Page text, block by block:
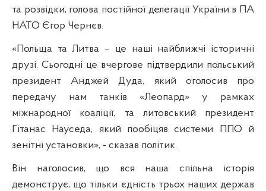
та розвідки, голова постійної делегації України в ПА
НАТО Єгор Чернєв.
«Польща та Литва – це наші найближчі історичні
друзі. Сьогодні це вчергове підтвердили польський
президент Анджей Дуда, який оголосив про
передачу нам танків «Леопард» у рамках
міжнародної коаліції, та литовський президент
Гітанас Науседа, який пообіцяв системи ППО й
зенітні установки», - сказав політик.
Він наголосив, що вся наша спільна історія
демонструє, що тільки єдність трьох наших держав